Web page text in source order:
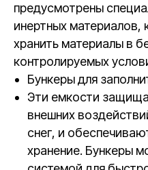
предусмотрены
инертных материалов,
хранить материалы в
контролируемых
Бункеры для
Эти емкости
внешних
снег, и
хранение. Бункеры